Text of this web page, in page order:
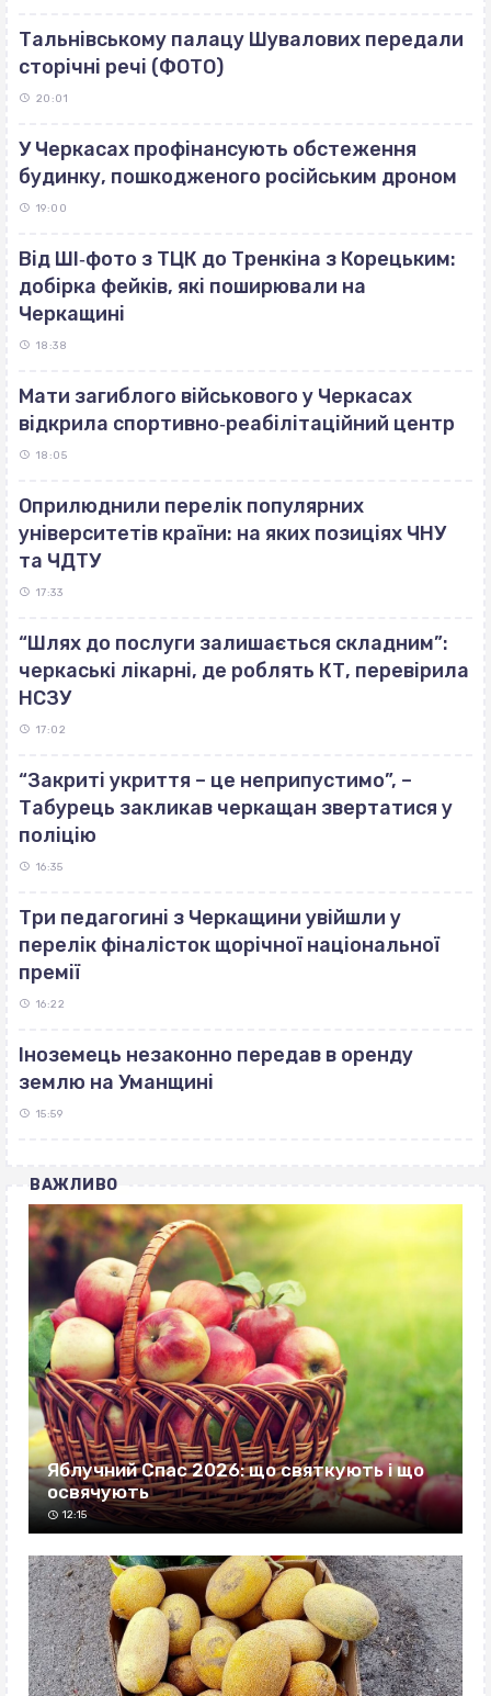
Тальнівському палацу Шувалових передали
сторічні речі (ФОТО)
20:01
У Черкасах профінансують обстеження
будинку, пошкодженого російським дроном
19:00
Від ШІ‐фото з ТЦК до Тренкіна з Корецьким:
добірка фейків, які поширювали на
Черкащині
18:38
Мати загиблого військового у Черкасах
відкрила спортивно‐реабілітаційний центр
18:05
Оприлюднили перелік популярних
університетів країни: на яких позиціях ЧНУ
та ЧДТУ
17:33
“Шлях до послуги залишається складним”:
черкаські лікарні, де роблять КТ, перевірила
НСЗУ
17:02
“Закриті укриття – це неприпустимо”, –
Табурець закликав черкащан звертатися у
поліцію
16:35
Три педагогині з Черкащини увійшли у
перелік фіналісток щорічної національної
премії
16:22
Іноземець незаконно передав в оренду
землю на Уманщині
15:59
ВАЖЛИВО
Яблучний Спас 2026: що святкують і що
освячують
12:15